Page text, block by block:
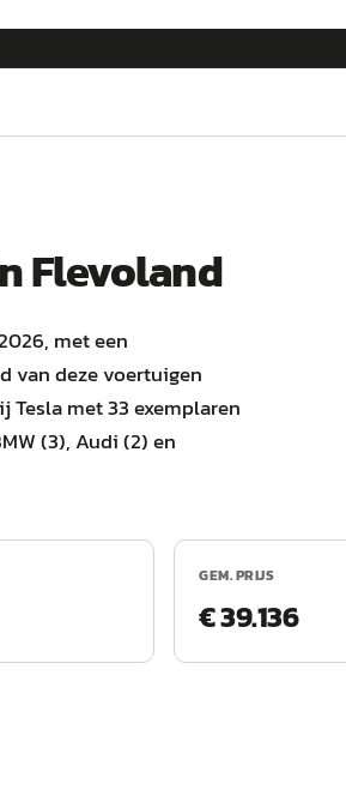
Flevoland
met een
van deze voertuigen
Tesla met 33 exemplaren
(3), Audi (2) en
GEM. PRIJS
€ 39.136